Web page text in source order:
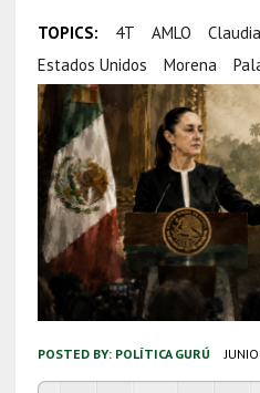
TOPICS: 4T AMLO
Estados Unidos
Morena
POSTED BY: POLÍTICA GURÚ